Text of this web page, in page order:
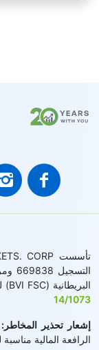
البريطانية (BVI FSC) للقيام بالأعمال الاستثمارية ،
14/1073
إشعار تحذير المخاطر:
الرافعة المالية مناسبة